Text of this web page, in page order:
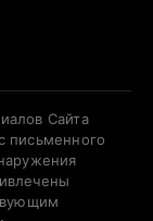
Сайта
письменного